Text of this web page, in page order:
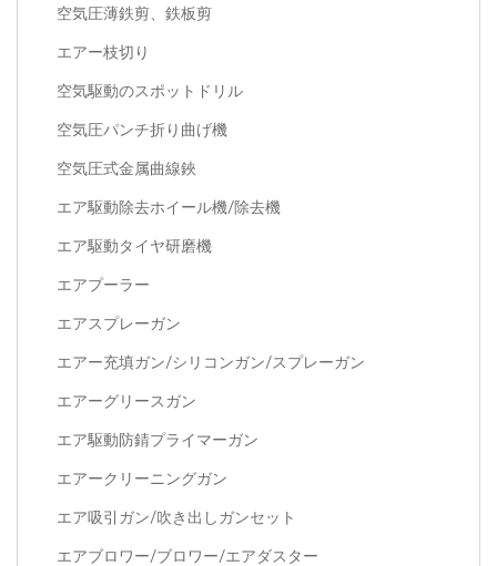
空気圧薄鉄剪、鉄板剪
エアー枝切り
空気駆動のスポットドリル
空気圧パンチ折り曲げ機
空気圧式金属曲線鋏
エア駆動除去ホイール機/除去機
エア駆動タイヤ研磨機
エアプーラー
エアスプレーガン
エアー充填ガン/シリコンガン/スプレーガン
エアーグリースガン
エア駆動防錆プライマーガン
エアークリーニングガン
エア吸引ガン/吹き出しガンセット
エアブロワー/ブロワー/エアダスター